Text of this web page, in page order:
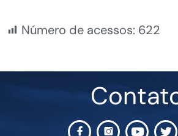
Número de acessos: 622